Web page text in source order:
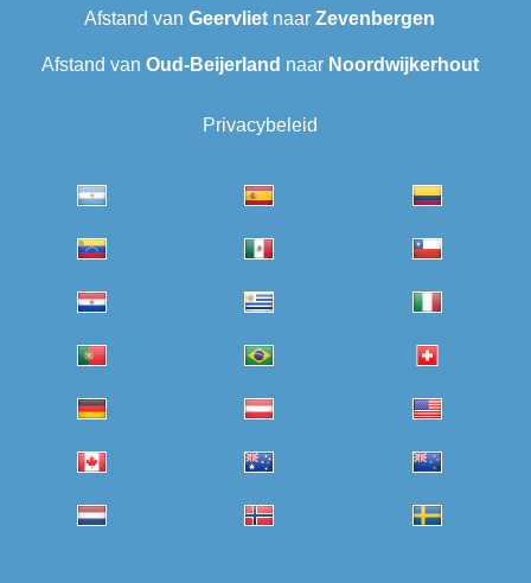
Afstand van Geervliet naar Zevenbergen
Afstand van Oud-Beijerland naar Noordwijkerhout
Privacybeleid